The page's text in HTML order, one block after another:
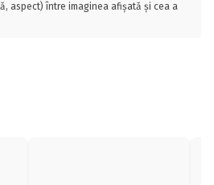
aspect) între imaginea afișată și cea a